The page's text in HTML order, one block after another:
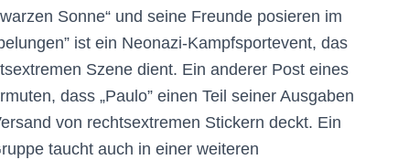
Sonne“ und seine Freunde posieren im
ist ein Neonazi-Kampfsportevent, das
Szene dient. Ein anderer Post eines
dass „Paulo” einen Teil seiner Ausgaben
von rechtsextremen Stickern deckt. Ein
taucht auch in einer weiteren